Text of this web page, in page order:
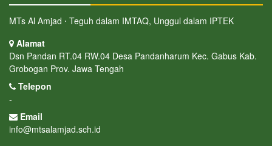
MTs Al Amjad ⋅ Teguh dalam IMTAQ, Unggul dalam IPTEK
Alamat
Dsn Pandan RT.04 RW.04 Desa Pandanharum Kec. Gabus Kab.
Grobogan Prov. Jawa Tengah
Telepon
-
Email
info@mtsalamjad.sch.id